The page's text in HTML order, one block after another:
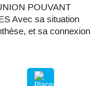
POUVANT
Avec sa situation
et sa connexion